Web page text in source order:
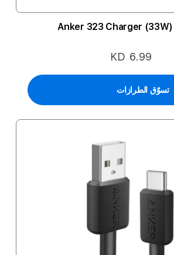
Anker 323 Charger
KD 6.99
تسوّق الطرازات